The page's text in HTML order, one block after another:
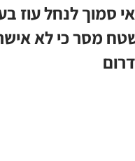
סמוך לנחל עוז
מסר כי לא